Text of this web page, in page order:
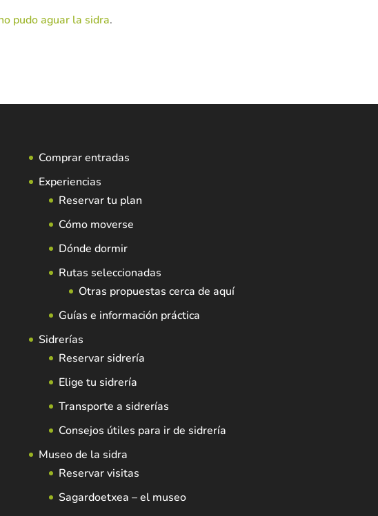
pudo aguar la sidra.
Comprar entradas
Experiencias
Reservar tu plan
Cómo moverse
Dónde dormir
Rutas seleccionadas
Otras propuestas cerca de aquí
Guías e información práctica
Sidrerías
Reservar sidrería
Elige tu sidrería
Transporte a sidrerías
Consejos útiles para ir de sidrería
Museo de la sidra
Reservar visitas
Sagardoetxea – el museo